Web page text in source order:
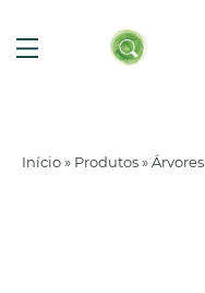
Início» Produtos»Árvores